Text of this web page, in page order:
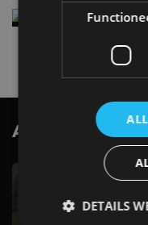
als
4 aug
AutoRAI.nl TV
DETAILS